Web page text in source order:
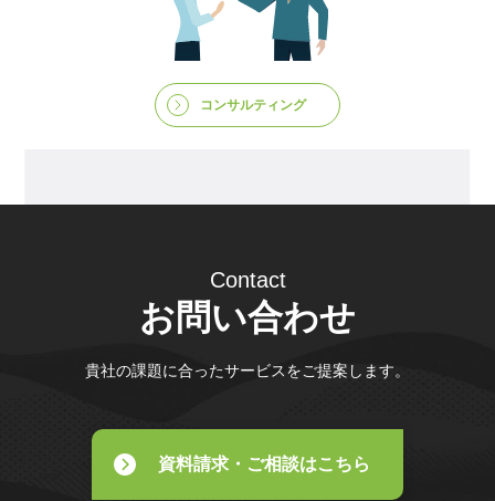
コンサルティング
Contact
お問い合わせ
貴社の課題に合ったサービスをご提案します。
資料請求・ご相談はこちら